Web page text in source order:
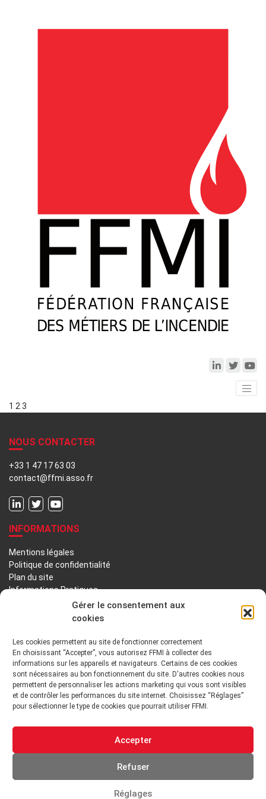
Gérer le consentement aux
cookies
Les cookies permettent au site de fonctionner correctement
En choisissant “Accepter”, vous autorisez FFMI à collecter des
informations sur les appareils et navigateurs. Certains de ces cookies
sont nécessaires au bon fonctionnement du site. D'autres cookies nous
permettent de personnaliser les actions marketing qui vous sont visibles
et de contrôler les performances du site internet. Choisissez “Réglages”
pour sélectionner le type de cookies que pourrait utiliser FFMI.
Accepter
Refuser
Réglages
1 23
NOUS CONTACTER
+33 1 47 17 63 03
contact@ffmi.asso.fr
INFORMATIONS
Mentions légales
Politique de confidentialité
Plan du site
Informations Pratiques
PRÉSENTATION NOTRE HISTOIRE
DÉONTOLOGIE PRINCIPES ORIENTATIONS
GOUVERNANCE
ENVIRONNEMENT TECHNIQUE ET INSTITUTIONNEL